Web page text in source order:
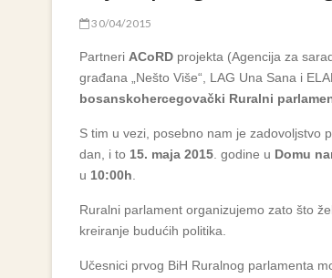
30/04/2015
Partneri ACoRD projekta (Agencija za
građana „Nešto Više“, LAG Una Sana i
bosanskohercegovački Ruralni
S tim u vezi, posebno nam je zadovoljstvo
dan, i to 15. maja 2015. godine u Domu
u 10:00h.
Ruralni parlament organizujemo zato što
kreiranje budućih politika.
Učesnici prvog BiH Ruralnog parlamenta